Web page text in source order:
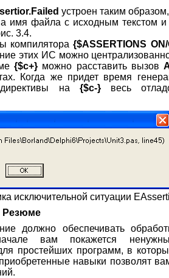
устроен таким
имя файла с исходным текстом и
3.4.
компилятора{$ASSERTIONS
этих ИС можно
{$с+} можно расставить вызов
Когда же придет время
на {$c-}весь
исключительной ситуации
Резюме
должно обеспечивать
вам покажется
простейших программ, в
навыки позволят